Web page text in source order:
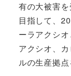
有の大被害
目指して、
ーラアクシ
アクシオ、
ルの生産拠点